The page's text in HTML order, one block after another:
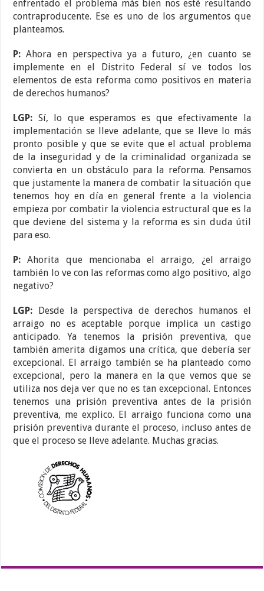
enfrentado el problema más bien nos esté resultando
contraproducente. Ese es uno de los argumentos que
planteamos.
P:Ahora en perspectiva ya a futuro, ¿en cuanto se
implemente en el Distrito Federal sí ve todos los
elementos de esta reforma como positivos en materia
de derechos humanos?
LGP: Sí, lo que esperamos es que efectivamente la
implementación se lleve adelante, que se lleve lo más
pronto posible y que se evite que el actual problema
de la inseguridad y de la criminalidad organizada se
convierta en un obstáculo para la reforma. Pensamos
que justamente la manera de combatir la situación que
tenemos hoy en día en general frente a la violencia
empieza por combatir la violencia estructural que es la
que deviene del sistema y la reforma es sin duda útil
para eso.
P:Ahorita que mencionaba el arraigo, ¿el arraigo
también lo ve con las reformas como algo positivo, algo
negativo?
LGP: Desde la perspectiva de derechos humanos el
arraigo no es aceptable porque implica un castigo
anticipado. Ya tenemos la prisión preventiva, que
también amerita digamos una crítica, que debería ser
excepcional. El arraigo también se ha planteado como
excepcional, pero la manera en la que vemos que se
utiliza nos deja ver que no es tan excepcional. Entonces
tenemos una prisión preventiva antes de la prisión
preventiva, me explico. El arraigo funciona como una
prisión preventiva durante el proceso, incluso antes de
que el proceso se lleve adelante. Muchas gracias.